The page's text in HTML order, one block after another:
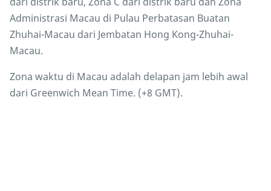
Administrasi Macau di Pulau Perbatasan Buatan
Zhuhai-Macau dari Jembatan Hong Kong-Zhuhai-
Macau.
Zona waktu di Macau adalah delapan jam lebih awal
dari Greenwich Mean Time. (+8 GMT).